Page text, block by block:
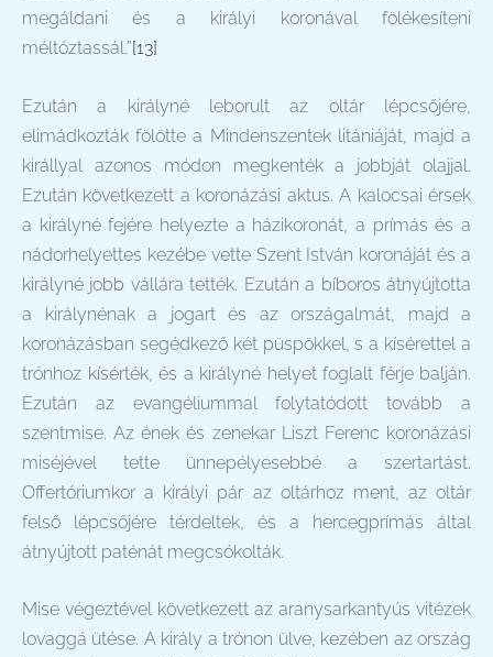
megáldani és a királyi koronával fölékesíteni
méltóztassál.”[13]
Ezután a királyné leborult az oltár lépcsőjére,
elimádkozták fölötte a Mindenszentek litániáját, majd a
királlyal azonos módon megkenték a jobbját olajjal.
Ezután következett a koronázási aktus. A kalocsai érsek
a királyné fejére helyezte a házikoronát, a prímás és a
nádorhelyettes kezébe vette Szent István koronáját és a
királyné jobb vállára tették. Ezután a bíboros átnyújtotta
a királynénak a jogart és az országalmát, majd a
koronázásban segédkező két püspökkel, s a kísérettel a
trónhoz kísérték, és a királyné helyet foglalt férje balján.
Ezután az evangéliummal folytatódott tovább a
szentmise. Az ének és zenekar Liszt Ferenc koronázási
miséjével tette ünnepélyesebbé a szertartást.
Offertóriumkor a királyi pár az oltárhoz ment, az oltár
felső lépcsőjére térdeltek, és a hercegprímás által
átnyújtott paténát megcsókolták.
Mise végeztével következett az aranysarkantyús vitézek
lovaggá ütése. A király a trónon ülve, kezében az ország